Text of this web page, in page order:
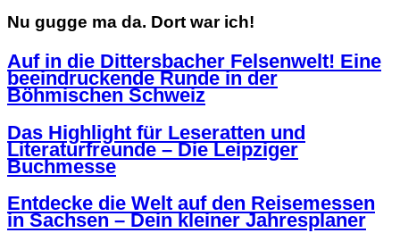
Nu gugge ma da. Dort war ich!
Auf in die Dittersbacher Felsenwelt! Eine
beeindruckende Runde in der
Böhmischen Schweiz
Das Highlight für Leseratten und
Literaturfreunde – Die Leipziger
Buchmesse
Entdecke die Welt auf den Reisemessen
in Sachsen – Dein kleiner Jahresplaner